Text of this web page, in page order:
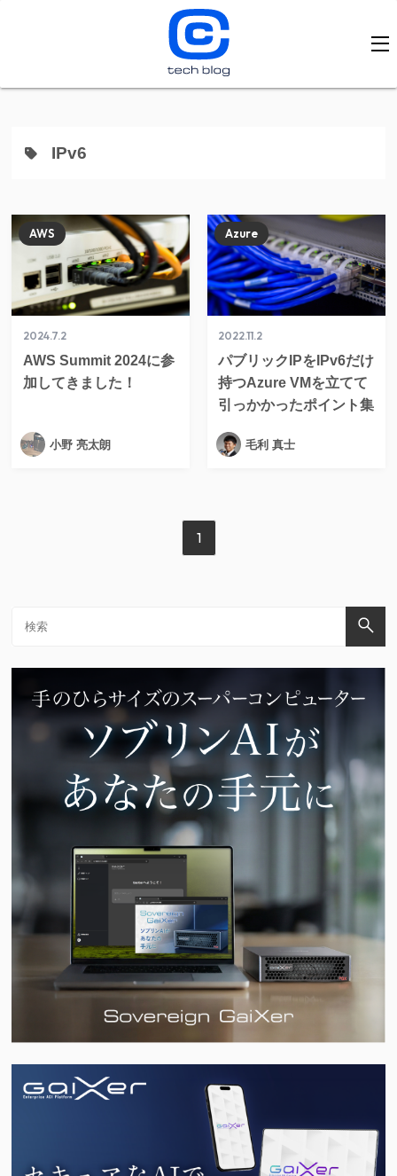
IPv6
2024.7.2
AWS Summit 2024に参
加してきました！
AWS
小野 亮太朗
2022.11.2
パブリックIPをIPv6だけ
持つAzure VMを立てて
引っかかったポイント集
Azure
毛利 真士
1